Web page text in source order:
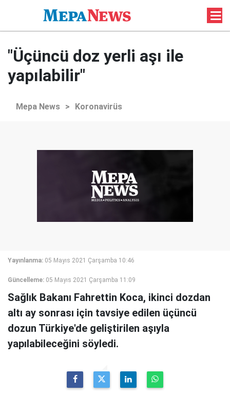
"Üçüncü doz yerli aşı ile
yapılabilir"
Mepa News > Koronavirüs
Yayınlanma: 05 Mayıs 2021 Çarşamba 10:46
Güncelleme: 05 Mayıs 2021 Çarşamba 11:09
Sağlık Bakanı Fahrettin Koca, ikinci dozdan
altı ay sonrası için tavsiye edilen üçüncü
dozun Türkiye'de geliştirilen aşıyla
yapılabileceğini söyledi.